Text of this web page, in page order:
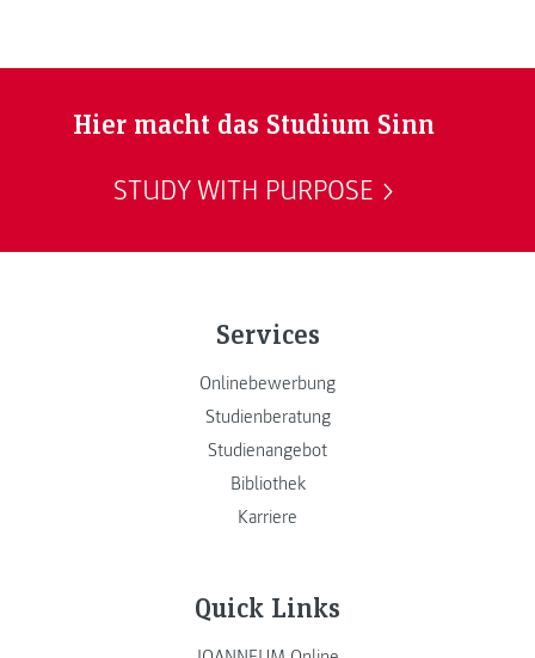
Hier macht das Studium Sinn
STUDY WITH PURPOSE
Services
Onlinebewerbung
Studienberatung
Studienangebot
Bibliothek
Karriere
Quick Links